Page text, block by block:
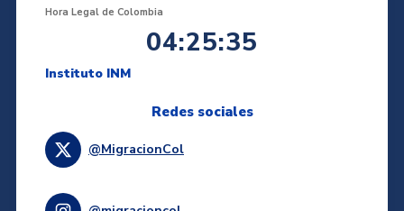
Hora Legal de Colombia
04:25:35
Instituto INM
Redes sociales
@MigracionCol